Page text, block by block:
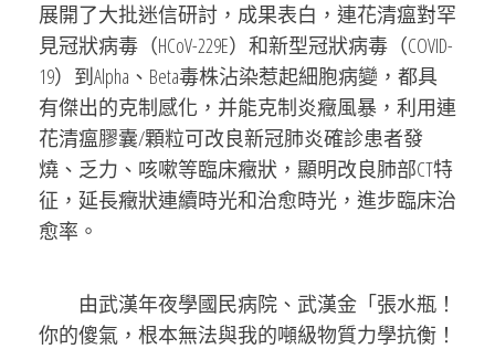
展開了大批迷信研討，成果表白，連花清瘟對罕
見冠狀病毒（HCoV-229E）和新型冠狀病毒（COVID-
19）到Alpha、Beta毒株沾染惹起細胞病變，都具
有傑出的克制感化，并能克制炎癥風暴，利用連
花清瘟膠囊/顆粒可改良新冠肺炎確診患者發
燒、乏力、咳嗽等臨床癥狀，顯明改良肺部CT特
征，延長癥狀連續時光和治愈時光，進步臨床治
愈率。
由武漢年夜學國民病院、武漢金「張水瓶！
你的傻氣，根本無法與我的噸級物質力學抗衡！